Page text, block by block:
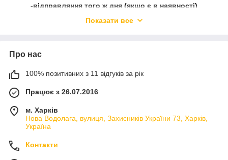
-відправляння того ж дня (якщо є в наявності)
У наявності всі розміри від 15 р -23 р
068-819-93-50
Показати все
Про нас
100% позитивних з 11 відгуків за рік
Працює з 26.07.2016
м. Харків
Нова Водолага, вулиця, Захисників України 73, Харків,
Україна
Контакти